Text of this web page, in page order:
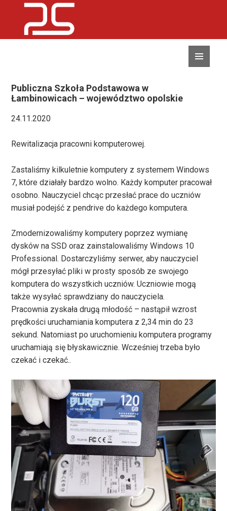
Publiczna Szkoła Podstawowa w
Łambinowicach – województwo opolskie
24.11.2020
Rewitalizacja pracowni komputerowej.
Zastaliśmy kilkuletnie komputery z systemem Windows
7, które działały bardzo wolno. Każdy komputer pracował
osobno. Nauczyciel chcąc przesłać prace do uczniów
musiał podejść z pendrive do każdego komputera.
Zmodernizowaliśmy komputery poprzez wymianę
dysków na SSD oraz zainstalowaliśmy Windows 10
Professional. Dostarczyliśmy serwer, aby nauczyciel
mógł przesyłać pliki w prosty sposób ze swojego
komputera do wszystkich uczniów. Uczniowie mogą
także wysyłać sprawdziany do nauczyciela.
Pracownia zyskała drugą młodość – nastąpił wzrost
prędkości uruchamiania komputera z 2,34 min do 23
sekund. Natomiast po uruchomieniu komputera programy
uruchamiają się błyskawicznie. Wcześniej trzeba było
czekać i czekać..